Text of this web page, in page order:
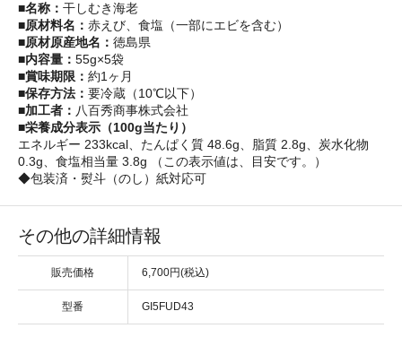
■名称： 干しむき海老
■原材料名： 赤えび、食塩（一部にエビを含む）
■原材原産地名： 徳島県
■内容量： 55g×5袋
■賞味期限： 約1ヶ月
■保存方法： 要冷蔵（10℃以下）
■加工者： 八百秀商事株式会社
■栄養成分表示（100g当たり）
エネルギー 233kcal、たんぱく質 48.6g、脂質 2.8g、炭水化物
0.3g、食塩相当量 3.8g （この表示値は、目安です。）
◆包装済・熨斗（のし）紙対応可
その他の詳細情報
販売価格 6,700円(税込)
型番 GI5FUD43